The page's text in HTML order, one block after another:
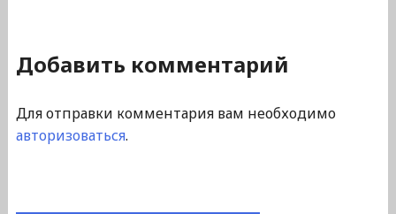
Добавить комментарий
Для отправки комментария вам необходимо
авторизоваться.